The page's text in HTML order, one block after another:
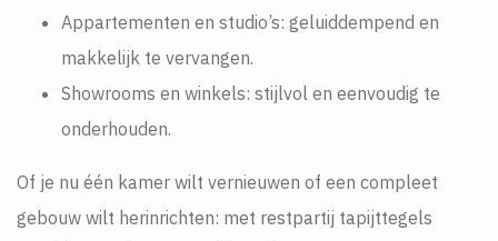
Appartementen en studio’s: geluiddempend en
makkelijk te vervangen.
Showrooms en winkels: stijlvol en eenvoudig te
onderhouden.
Of je nu één kamer wilt vernieuwen of een compleet
gebouw wilt herinrichten: met restpartij tapijttegels